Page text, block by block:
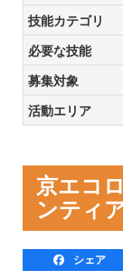
技能カテゴリ
必要な技能
募集対象
活動エリア
京エコ
ンティ
シェア